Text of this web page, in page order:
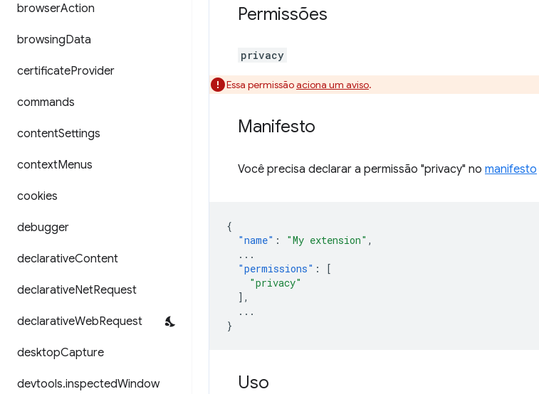
browserAction
browsingData
certificateProvider
commands
contentSettings
contextMenus
cookies
debugger
declarativeContent
declarativeNetRequest
declarativeWebRequest
desktopCapture
devtools.inspectedWindow
Permissões
privacy
Essa permissãoaciona um aviso.
Manifesto
Você precisa declarar a permissão "privacy" no manifesto
{
"name" : "My extension" ,
...
"permissions" :
[
"privacy"
],
...
}
Uso